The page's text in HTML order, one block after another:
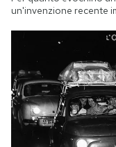
Hai bisogno di
un'invenzione recente